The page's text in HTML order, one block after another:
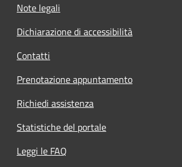
Note legali
Dichiarazione di accessibilità
Contatti
Prenotazione appuntamento
Richiedi assistenza
Statistiche del portale
Leggi le FAQ